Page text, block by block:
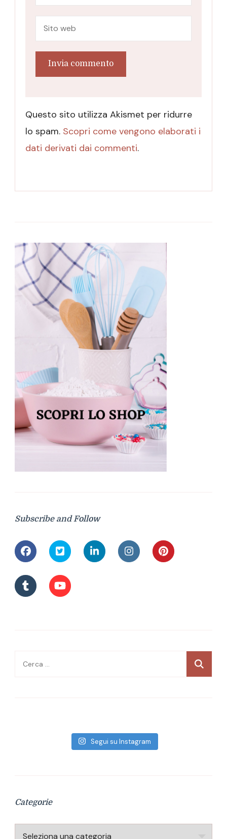
Questo sito utilizza Akismet per ridurre
lo spam. Scopri come vengono elaborati i
dati derivati dai commenti.
Subscribe and Follow
Ricerca
Segui su Instagram
Categorie
Categorie